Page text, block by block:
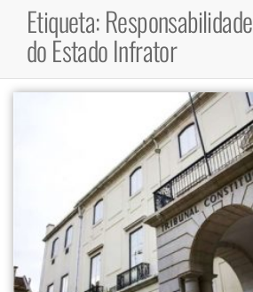
Etiqueta:
do Estado Infrator